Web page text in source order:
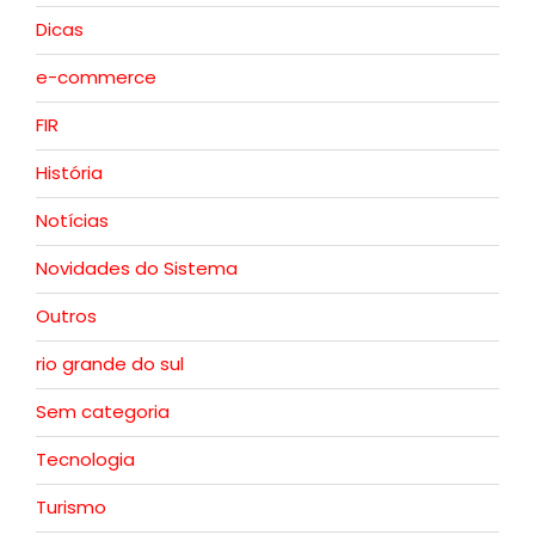
Dicas
e-commerce
FIR
História
Notícias
Novidades do Sistema
Outros
rio grande do sul
Sem categoria
Tecnologia
Turismo